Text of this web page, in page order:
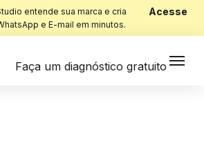
entende sua marca e cria
e E-mail em minutos.
Acesse
Faça um diagnóstico gratuito